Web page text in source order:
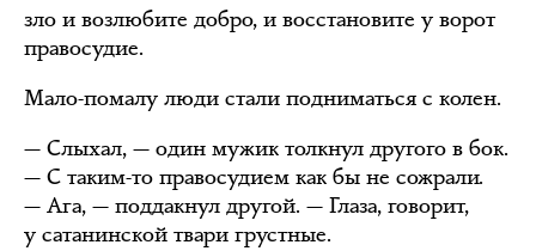
зло и возлюбите добро, и восстановите у ворот
правосудие.
Мало-помалу люди стали подниматься с колен.
— Слыхал, — один мужик толкнул другого в бок.
— С таким-то правосудием как бы не сожрали.
— Ага, — поддакнул другой. — Глаза, говорит,
у сатанинской твари грустные.